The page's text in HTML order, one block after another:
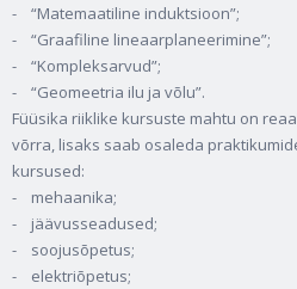
- “Matemaatiline induktsioon”;
- “Graafiline lineaarplaneerimine”;
- “Kompleksarvud”;
- “Geomeetria ilu ja võlu”.
Füüsika riiklike kursuste mahtu on
võrra, lisaks saab osaleda
kursused:
- mehaanika;
- jäävusseadused;
- soojusõpetus;
- elektriõpetus;